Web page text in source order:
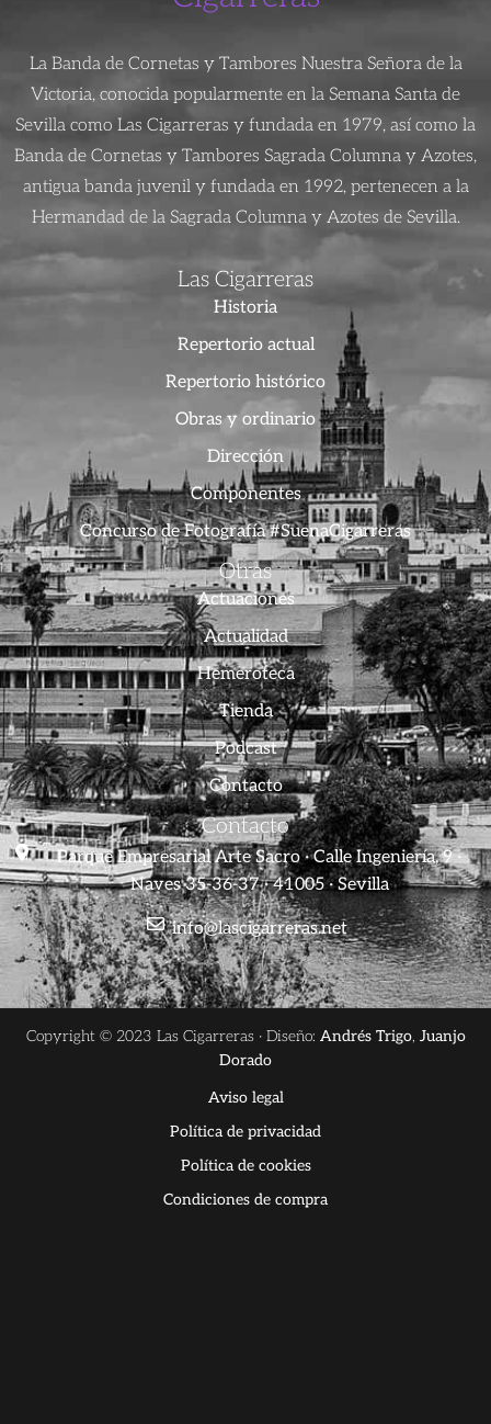
La Banda de Cornetas y Tambores Nuestra Señora de la
Victoria, conocida popularmente en la Semana Santa de
Sevilla como Las Cigarreras y fundada en 1979, así como la
Banda de Cornetas y Tambores Sagrada Columna y Azotes,
antigua banda juvenil y fundada en 1992, pertenecen a la
Hermandad de la Sagrada Columna y Azotes de Sevilla.
Las Cigarreras
Historia
Repertorio actual
Repertorio histórico
Obras y ordinario
Dirección
Componentes
Concurso de Fotografía #SuenaCigarreras
Otras
Actuaciones
Actualidad
Hemeroteca
Tienda
Podcast
Contacto
Contacto
Parque Empresarial Arte Sacro · Calle Ingeniería, 9 ·
Naves 35-36-37 · 41005 · Sevilla
info@lascigarreras.net
Copyright © 2023 Las Cigarreras · Diseño: Andrés Trigo, Juanjo
Dorado
Aviso legal
Política de privacidad
Política de cookies
Condiciones de compra